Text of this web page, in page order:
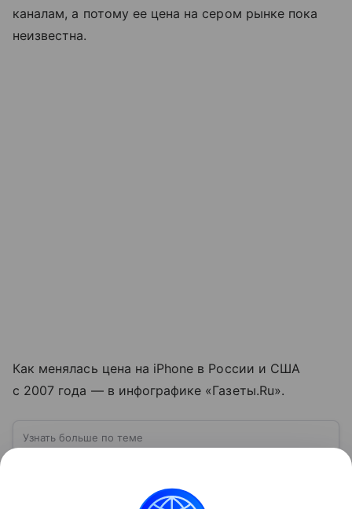
каналам, а потому ее цена на сером рынке пока
неизвестна.
Как менялась цена на iPhone в России и США
с 2007 года — в инфографике «Газеты.Ru».
Узнать больше по теме
США — государство в Северной Америке,